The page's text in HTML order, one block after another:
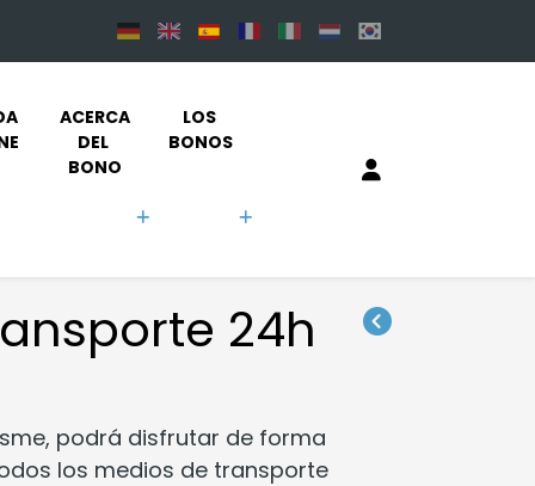
ACERCA
DEL
BONO
LOS
BONOS
24h
podrá disfrutar de forma
los medios de transporte